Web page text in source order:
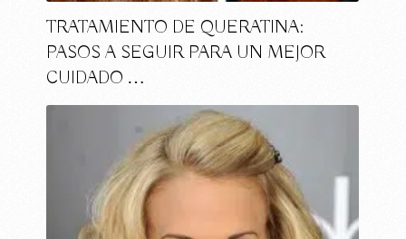
TRATAMIENTO DE QUERATINA:
PASOS A SEGUIR PARA UN MEJOR
CUIDADO …